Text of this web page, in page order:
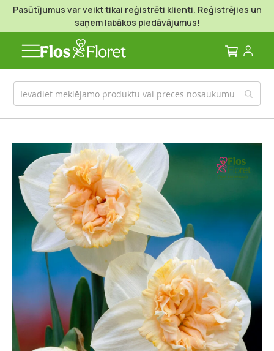
Pasūtījumus var veikt tikai reģistrēti klienti. Reģistrējies un
saņem labākos piedāvājumus!
Mans
galerijas
beigām